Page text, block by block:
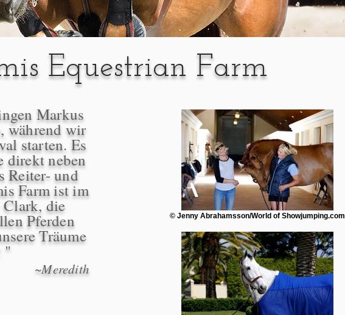
Equestrian Farm
Markus
während wir
starten. Es
direkt neben
Reiter- und
Farm ist im
die
Pferden
Träume
"
~Meredith
© Jenny Abrahamsson/World of Showjumping.com